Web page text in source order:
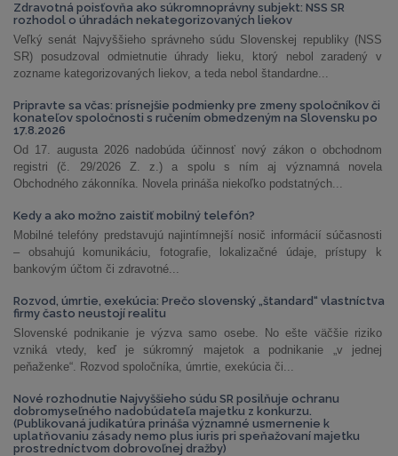
Zdravotná poisťovňa ako súkromnoprávny subjekt: NSS SR
rozhodol o úhradách nekategorizovaných liekov
Veľký senát Najvyššieho správneho súdu Slovenskej republiky (NSS
SR) posudzoval odmietnutie úhrady lieku, ktorý nebol zaradený v
zozname kategorizovaných liekov, a teda nebol štandardne...
Pripravte sa včas: prísnejšie podmienky pre zmeny spoločníkov či
konateľov spoločnosti s ručením obmedzeným na Slovensku po
17.8.2026
Od 17. augusta 2026 nadobúda účinnosť nový zákon o obchodnom
registri (č. 29/2026 Z. z.) a spolu s ním aj významná novela
Obchodného zákonníka. Novela prináša niekoľko podstatných...
Kedy a ako možno zaistiť mobilný telefón?
Mobilné telefóny predstavujú najintímnejší nosič informácií súčasnosti
– obsahujú komunikáciu, fotografie, lokalizačné údaje, prístupy k
bankovým účtom či zdravotné...
Rozvod, úmrtie, exekúcia: Prečo slovenský „štandard“ vlastníctva
firmy často neustojí realitu
Slovenské podnikanie je výzva samo osebe. No ešte väčšie riziko
vzniká vtedy, keď je súkromný majetok a podnikanie „v jednej
peňaženke“. Rozvod spoločníka, úmrtie, exekúcia či...
Nové rozhodnutie Najvyššieho súdu SR posilňuje ochranu
dobromyseľného nadobúdateľa majetku z konkurzu.
(Publikovaná judikatúra prináša významné usmernenie k
uplatňovaniu zásady nemo plus iuris pri speňažovaní majetku
prostredníctvom dobrovoľnej dražby)